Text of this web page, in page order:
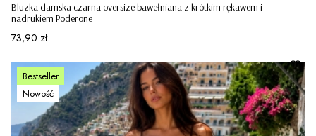
Bluzka damska czarna oversize bawełniana z krótkim rękawem i
nadrukiem Poderone
Cena
73,90 zł
Bestseller
Nowość